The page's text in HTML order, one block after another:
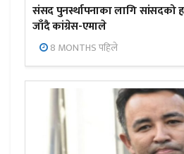
संसद पुनर्स्थापनाका लागि सांसदको
जाँदै कांग्रेस-एमाले
8 MONTHS पहिले